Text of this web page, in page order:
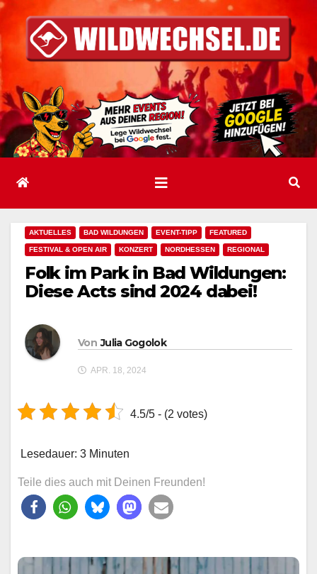
Inhalt
springen
AKTUELLES BAD WILDUNGEN EVENT-TIPP FEATURED
FESTIVAL & OPEN AIR KONZERT NORDHESSEN REGIONAL
Folk im Park in Bad Wildungen:
Diese Acts sind 2024 dabei!
Von Julia Gogolok
APR. 18, 2024
4.5/5 - (2 votes)
Lesedauer: 3 Minuten
Teile dies auch mit Deinen Freunden!